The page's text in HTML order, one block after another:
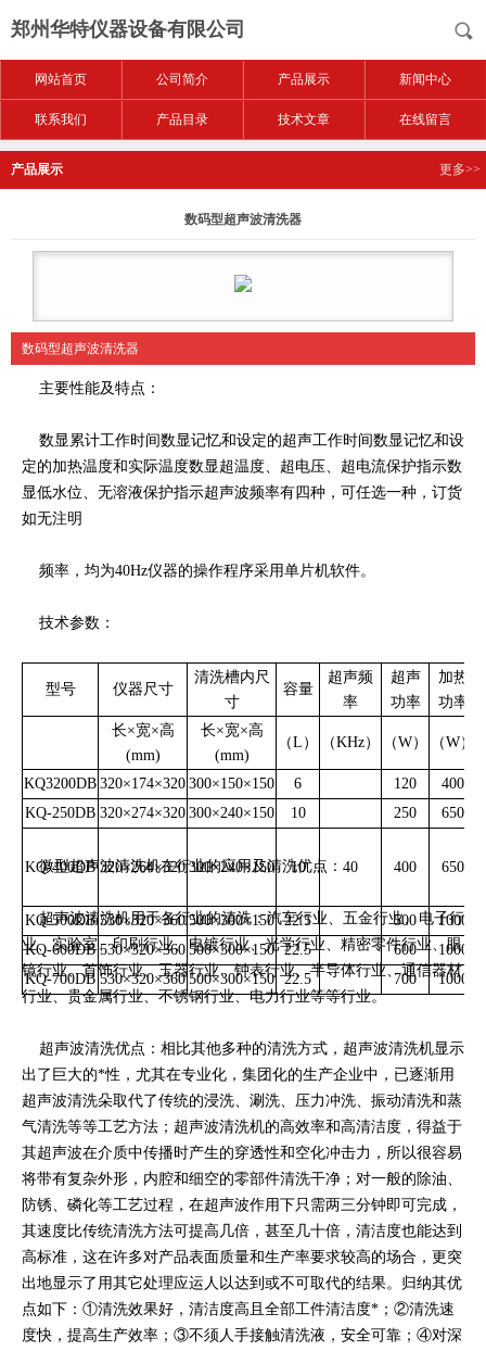
郑州华特仪器设备有限公司
网站首页 公司简介 产品展示 新闻中心
联系我们 产品目录 技术文章 在线留言
产品展示 更多>>
数码型超声波清洗器
数码型超声波清洗器
主要性能及特点：
数显累计工作时间数显记忆和设定的超声工作时间数显记忆和设
定的加热温度和实际温度数显超温度、超电压、超电流保护指示数
显低水位、无溶液保护指示超声波频率有四种，可任选一种，订货
如无注明
频率，均为40Hz仪器的操作程序采用单片机软件。
技术参数：
型号 仪器尺寸
清洗槽内尺
寸
容量
超声频
率
超声
功率
加热
功率
长×宽×高
(mm)
长×宽×高
(mm)
（L ） （KHz） （W） （W）
KQ3200DB 320×174×320 300×150×150 6 120
400
KQ-250DB 320×274×320 300×240×150 10 250 650
KQ-400DB 320×264×320 300×240×150 10 40 400 650
KQ-500DB 530×320×360 500×300×150 22.5 500
1000
KQ-600DB 530×320×360 500×300×150 22.5 600
1000
KQ-700DB 530×320×360 500×300×150 22.5 700 1000
微型超声波清洗机在行业的应用及清洗优点：
超声波清洗机用于各行业的清洗：汽车行业、五金行业、电子行
业、实验室、印刷行业、电镀行业、光学行业、精密零件行业、眼
镜行业、首饰行业、玉器行业、钟表行业、半导体行业、通信器材
行业、贵金属行业、不锈钢行业、电力行业等等行业。
超声波清洗优点：相比其他多种的清洗方式，超声波清洗机显示
出了巨大的*性，尤其在专业化，集团化的生产企业中，已逐渐用
超声波清洗朵取代了传统的浸洗、涮洗、压力冲洗、振动清洗和蒸
气清洗等等工艺方法；超声波清洗机的高效率和高清洁度，得益于
其超声波在介质中传播时产生的穿透性和空化冲击力，所以很容易
将带有复杂外形，内腔和细空的零部件清洗干净；对一般的除油、
防锈、磷化等工艺过程，在超声波作用下只需两三分钟即可完成，
其速度比传统清洗方法可提高几倍，甚至几十倍，清洁度也能达到
高标准，这在许多对产品表面质量和生产率要求较高的场合，更突
出地显示了用其它处理应运人以达到或不可取代的结果。归纳其优
点如下：①清洗效果好，清洁度高且全部工件清洁度*；②清洗速
度快，提高生产效率；③不须人手接触清洗液，安全可靠；④对深